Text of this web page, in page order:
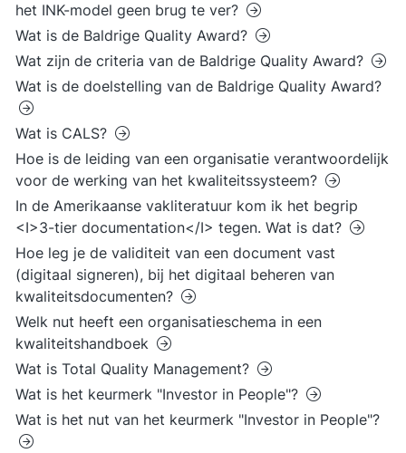
het INK-model geen brug te ver?
Wat is de Baldrige Quality Award?
Wat zijn de criteria van de Baldrige Quality Award?
Wat is de doelstelling van de Baldrige Quality Award?
Wat is CALS?
Hoe is de leiding van een organisatie verantwoordelijk
voor de werking van het kwaliteitssysteem?
In de Amerikaanse vakliteratuur kom ik het begrip
<I>3-tier documentation</I> tegen. Wat is dat?
Hoe leg je de validiteit van een document vast
(digitaal signeren), bij het digitaal beheren van
kwaliteitsdocumenten?
Welk nut heeft een organisatieschema in een
kwaliteitshandboek
Wat is Total Quality Management?
Wat is het keurmerk "Investor in People"?
Wat is het nut van het keurmerk "Investor in People"?